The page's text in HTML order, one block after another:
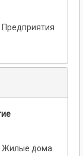
Жилые дома.